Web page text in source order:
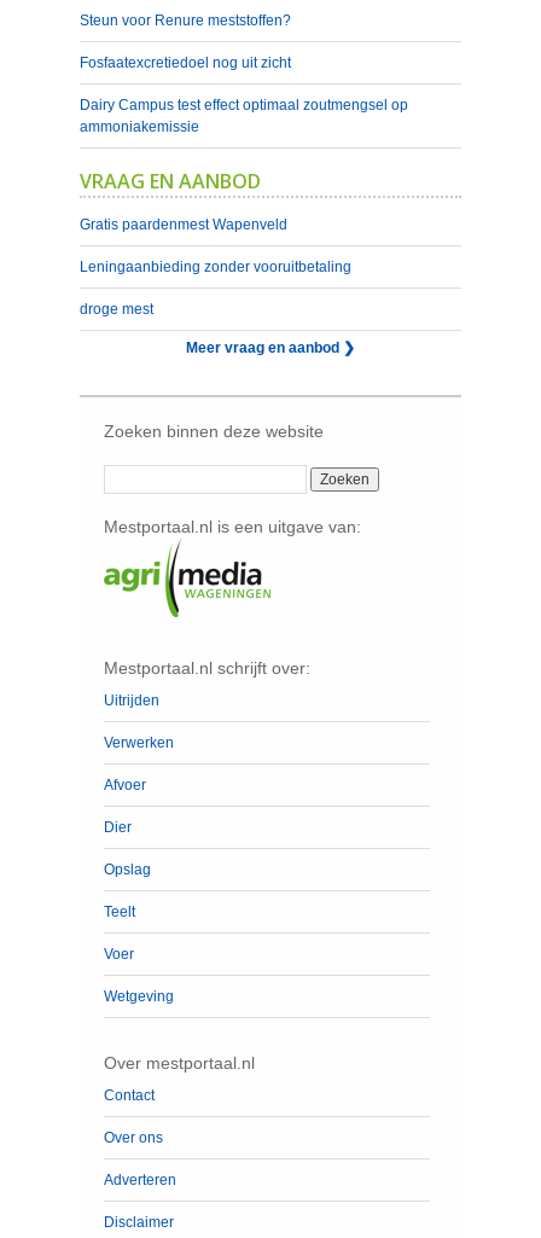
Steun voor Renure meststoffen?
Fosfaatexcretiedoel nog uit zicht
Dairy Campus test effect optimaal zoutmengsel op
ammoniakemissie
VRAAG EN AANBOD
Gratis paardenmest Wapenveld
Leningaanbieding zonder vooruitbetaling
droge mest
Meer vraag en aanbod ❯
Zoeken binnen deze website
Mestportaal.nl is een uitgave van:
Mestportaal.nl schrijft over:
Uitrijden
Verwerken
Afvoer
Dier
Opslag
Teelt
Voer
Wetgeving
Over mestportaal.nl
Contact
Over ons
Adverteren
Disclaimer